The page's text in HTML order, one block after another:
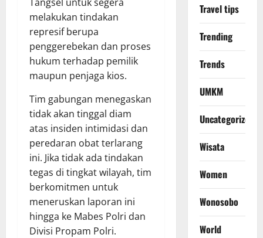
melakukan tindakan
represif berupa
penggerebekan dan proses
hukum terhadap pemilik
maupun penjaga kios.
​Tim gabungan menegaskan
tidak akan tinggal diam
atas insiden intimidasi dan
peredaran obat terlarang
ini. Jika tidak ada tindakan
tegas di tingkat wilayah, tim
berkomitmen untuk
meneruskan laporan ini
hingga ke Mabes Polri dan
Divisi Propam Polri.
Travel tips
Trending
Trends
UMKM
Uncategorized
Wisata
Women
Wonosobo
World